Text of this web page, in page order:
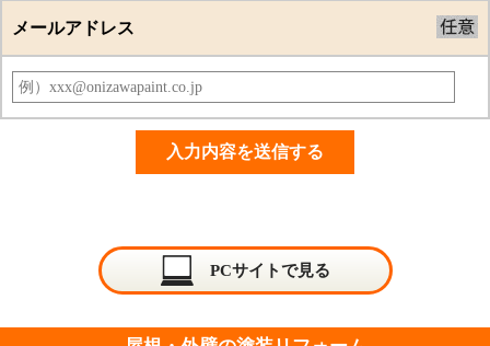
メールアドレス
PCサイトで見る